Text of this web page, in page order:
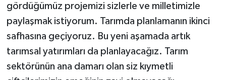
gördüğümüz projemizi sizlerle ve milletimizle
paylaşmak istiyorum. Tarımda planlamanın ikinci
safhasına geçiyoruz. Bu yeni aşamada artık
tarımsal yatırımları da planlayacağız. Tarım
sektörünün ana damarı olan siz kıymetli